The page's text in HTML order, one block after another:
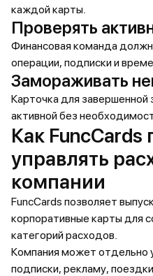
каждой карты.
Проверять
Финансовая команда
операции, подписки и
Замораживать
Карточка для завершенной
активной без
Как FuncCards
управлять
компании
FuncCards позволяет
корпоративные карты для
категорий расходов.
Компания может отдельно
подписки, рекламу,